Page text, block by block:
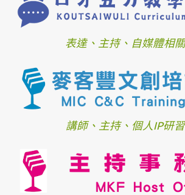
表達、主持、自媒體相
講師、主持、個人IP研